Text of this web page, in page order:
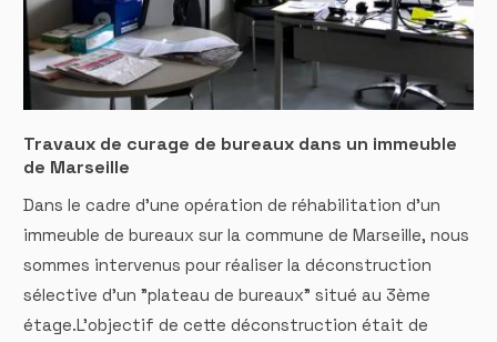
Travaux de curage de bureaux dans un immeuble
de Marseille
Dans le cadre d'une opération de réhabilitation d'un
immeuble de bureaux sur la commune de Marseille, nous
sommes intervenus pour réaliser la déconstruction
sélective d'un "plateau de bureaux" situé au 3ème
étage.L'objectif de cette déconstruction était de